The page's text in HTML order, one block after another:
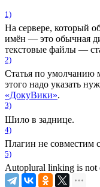
1)
На сервере, который
имён — это обычная
текстовые файлы —
2)
Статья по умолчанию
этого надо указать
«ДокуВики».
3)
Шило в заднице.
4)
Плагин не совместим
5)
Autoplural linking is not